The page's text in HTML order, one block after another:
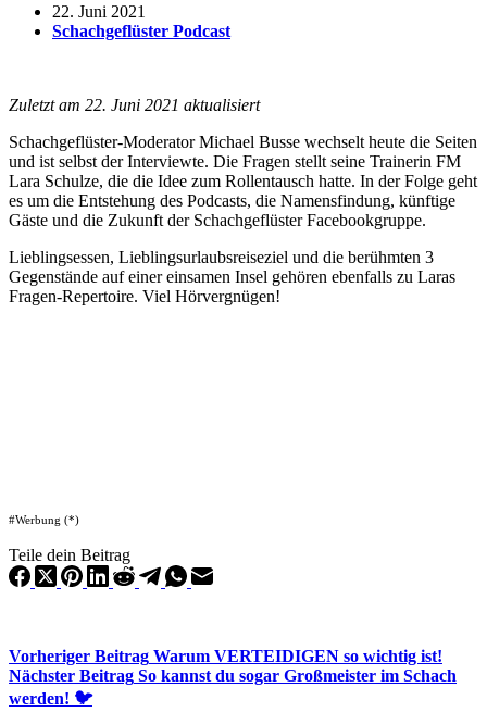
22. Juni 2021
Schachgeflüster Podcast
Zuletzt am 22. Juni 2021 aktualisiert
Schachgeflüster-Moderator Michael Busse wechselt heute die Seiten
und ist selbst der Interviewte. Die Fragen stellt seine Trainerin FM
Lara Schulze, die die Idee zum Rollentausch hatte. In der Folge geht
es um die Entstehung des Podcasts, die Namensfindung, künftige
Gäste und die Zukunft der Schachgeflüster Facebookgruppe.
Lieblingsessen, Lieblingsurlaubsreiseziel und die berühmten 3
Gegenstände auf einer einsamen Insel gehören ebenfalls zu Laras
Fragen-Repertoire. Viel Hörvergnügen!
#Werbung (*)
Teile dein Beitrag
Vorheriger Beitrag Warum VERTEIDIGEN so wichtig ist!
Nächster Beitrag So kannst du sogar Großmeister im Schach
werden! 🐦